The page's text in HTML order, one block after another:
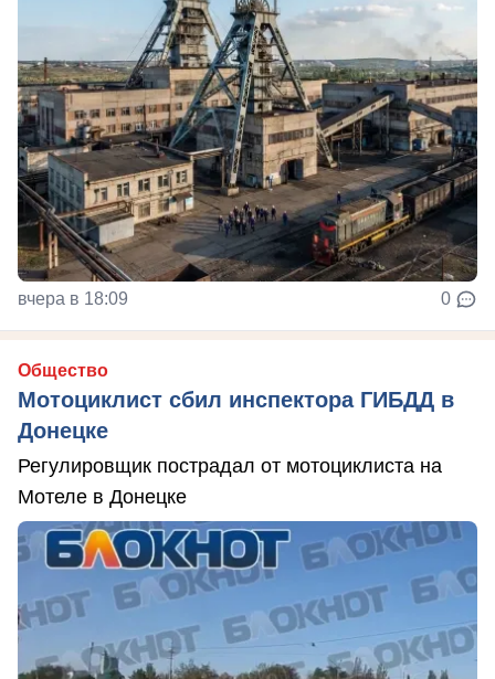
вчера в 18:09 0
Общество
Мотоциклист сбил инспектора ГИБДД в
Донецке
Регулировщик пострадал от мотоциклиста на
Мотеле в Донецке